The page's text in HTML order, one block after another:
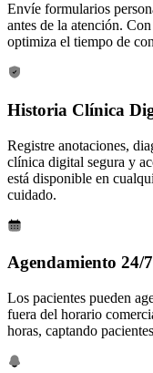
Envíe formularios
antes de la atención.
optimiza el tiempo de
Historia Clínica
Registre anotaciones,
clínica digital segura y
está disponible en
cuidado.
Agendamiento 24/7
Los pacientes pueden
fuera del horario
horas, captando